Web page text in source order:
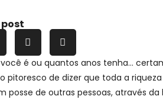
é ou quantos anos tenha…
pitoresco de dizer que toda a
posse de outras pessoas, através da